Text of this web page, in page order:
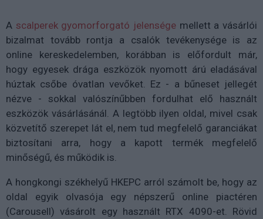
A scalperek gyomorforgató jelensége mellett a vásárlói
bizalmat tovább rontja a csalók tevékenysége is az
online kereskedelemben, korábban is előfordult már,
hogy egyesek drága eszközök nyomott árú eladásával
húztak csőbe óvatlan vevőket. Ez - a bűneset jellegét
nézve - sokkal valószínűbben fordulhat elő használt
eszközök vásárlásánál. A legtöbb ilyen oldal, mivel csak
közvetítő szerepet lát el, nem tud megfelelő garanciákat
biztosítani arra, hogy a kapott termék megfelelő
minőségű, és működik is.
A hongkongi székhelyű HKEPC arról számolt be, hogy az
oldal egyik olvasója egy népszerű online piactéren
(Carousell) vásárolt egy használt RTX 4090-et. Rövid